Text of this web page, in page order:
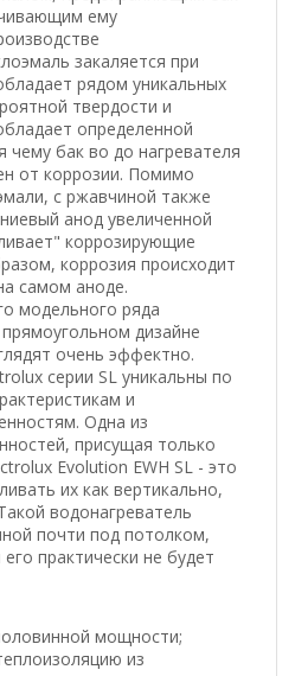
ему
закаляется при
рядом уникальных
твердости и
определенной
чему бак во до нагревателя
от коррозии. Помимо
с ржавчиной также
анод увеличенной
коррозирующие
коррозия происходит
самом аноде.
модельного ряда
дизайне
очень эффектно.
серии SL уникальны по
и
Одна из
присущая только
Evolution EWH SL - это
их как вертикально,
водонагреватель
почти под потолком,
практически не будет
мощности;
из